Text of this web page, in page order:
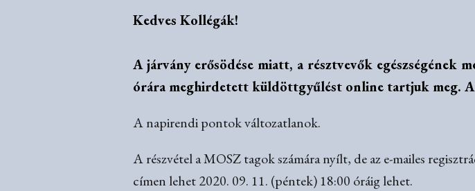
Kedves Kollégák!
A járvány erősödése miatt, a résztvevők egészségének
órára meghirdetett küldöttgyűlést online tartjuk meg.
A napirendi pontok változatlanok.
A részvétel a MOSZ tagok számára nyílt, de az e-mailes
címen lehet 2020. 09. 11. (péntek) 18:00 óráig lehet.